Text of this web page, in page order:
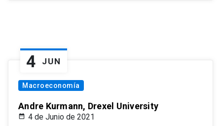
4 JUN
Macroeconomía
Andre Kurmann, Drexel University
4 de Junio de 2021